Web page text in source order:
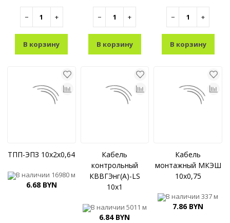
− +
В корзину
− +
В корзину
− +
В корзину
ТПП-ЭПЗ 10x2x0,64
В наличии 16980 м
6.68 BYN
Кабель
контрольный
КВВГЭнг(A)-LS
10x1
В наличии 5011 м
6.84 BYN
Кабель
монтажный МКЭШ
10x0,75
В наличии337 м
7.86 BYN